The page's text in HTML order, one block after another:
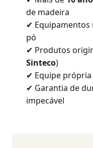
de madeira
✔ Equipamentos
pó
✔ Produtos
Sinteco)
✔ Equipe
✔ Garantia de
impecável